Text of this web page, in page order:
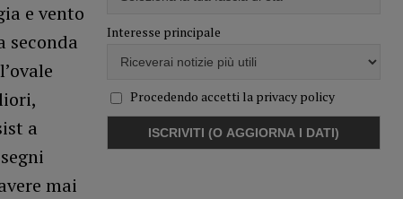
e vento
seconda
a
mai
Interesse principale
Procedendo accetti la privacy policy